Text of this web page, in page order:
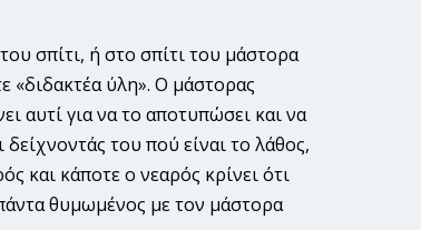
σπίτι, ή στο σπίτι του μάστορα
«διδακτέα ύλη». Ο μάστορας
αυτί για να το αποτυπώσει και να
του πού είναι το λάθος,
και κάποτε ο νεαρός κρίνει ότι
θυμωμένος με τον μάστορα